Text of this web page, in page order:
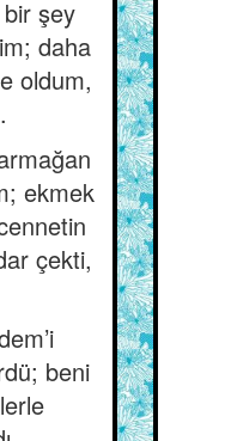
şey
daha
oldum,
ekmek
çekti,
beni